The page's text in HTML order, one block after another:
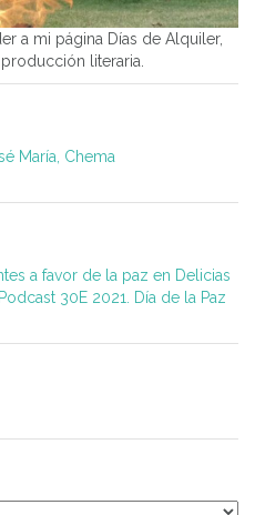
a mi página Días de Alquiler,
literaria.
María, Chema
a favor de la paz en Delicias
Podcast 30E 2021. Día de la Paz